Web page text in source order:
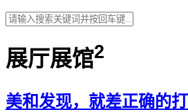
展厅展馆2
美和发现，就差正确的